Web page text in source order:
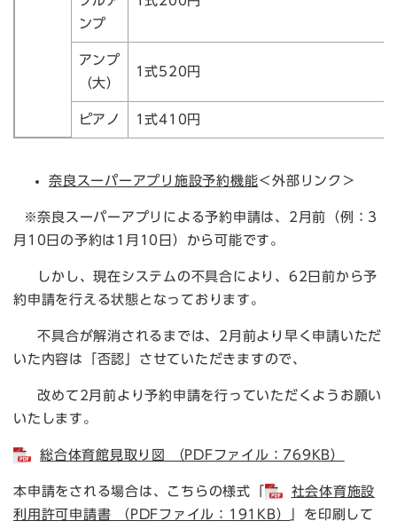
ンプ
アンプ
（大）
1式520円
ピアノ 1式410円
奈良スーパーアプリ施設予約機能＜外部リンク＞
※奈良スーパーアプリによる予約申請は、2月前（例：3
月10日の予約は1月10日）から可能です。
しかし、現在システムの不具合により、62日前から予
約申請を行える状態となっております。
不具合が解消されるまでは、2月前より早く申請いただ
いた内容は「否認」させていただきますので、
改めて2月前より予約申請を行っていただくようお願い
いたします。
総合体育館見取り図 （PDFファイル：769KB）
本申請をされる場合は、こちらの様式「
社会体育施設
利用許可申請書 （PDFファイル：191KB）
」を印刷して